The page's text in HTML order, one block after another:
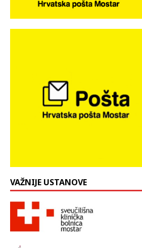
VAŽNIJE USTANOVE